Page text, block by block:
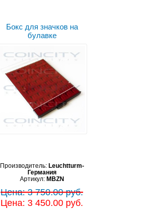
Бокс для значков на
булавке
Производитель: Leuchtturm-
Германия
Артикул: MBZN
Цена: 3 750.00 руб.
Цена: 3 450.00 руб.